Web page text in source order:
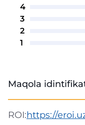
4
3
2
1
Maqola
ROI:https://